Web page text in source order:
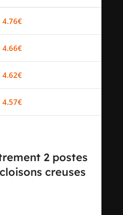
4.76€
4.66€
4.62€
4.57€
2 postes
creuses